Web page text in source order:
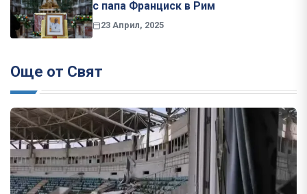
с папа Франциск в Рим
23 Април, 2025
Още от Свят